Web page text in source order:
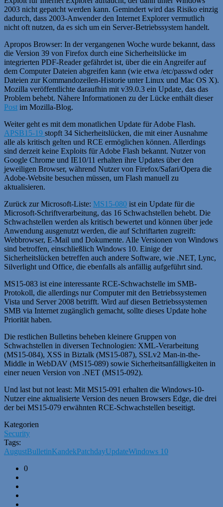
2003 nicht gepatcht werden kann. Gemindert wird das Risiko einzig
dadurch, dass 2003-Anwender den Internet Explorer vermutlich
nicht oft nutzen, da es sich um ein Server-Betriebssystem handelt.
Apropos Browser: In der vergangenen Woche wurde bekannt, dass
die Version 39 von Firefox durch eine Sicherheitslücke im
integrierten PDF-Reader gefährdet ist, über die ein Angreifer auf
dem Computer Dateien abgreifen kann (wie etwa /etc/passwd oder
Dateien zur Kommandozeilen-Historie unter Linux und Mac OS X).
Mozilla veröffentlichte daraufhin mit v39.0.3 ein Update, das das
Problem behebt. Nähere Informationen zu der Lücke enthält dieser
Post im Mozilla-Blog.
Weiter geht es mit dem monatlichen Update für Adobe Flash.
APSB15-19 stopft 34 Sicherheitslücken, die mit einer Ausnahme
alle als kritisch gelten und RCE ermöglichen können. Allerdings
sind derzeit keine Exploits für Adobe Flash bekannt. Nutzer von
Google Chrome und IE10/11 erhalten ihre Updates über den
jeweiligen Browser, während Nutzer von Firefox/Safari/Opera die
Adobe-Website besuchen müssen, um Flash manuell zu
aktualisieren.
Zurück zur Microsoft-Liste: MS15-080 ist ein Update für die
Microsoft-Schriftverarbeitung, das 16 Schwachstellen behebt. Die
Schwachstellen werden als kritisch bewertet und können über jede
Anwendung ausgenutzt werden, die auf Schriftarten zugreift:
Webbrowser, E-Mail und Dokumente. Alle Versionen von Windows
sind betroffen, einschließlich Windows 10. Einige der
Sicherheitslücken betreffen auch andere Software, wie .NET, Lync,
Silverlight und Office, die ebenfalls als anfällig aufgeführt sind.
MS15-083 ist eine interessante RCE-Schwachstelle im SMB-
Protokoll, die allerdings nur Computer mit den Betriebssystemen
Vista und Server 2008 betrifft. Wird auf diesen Betriebssystemen
SMB via Internet zugänglich gemacht, sollte dieses Update hohe
Priorität haben.
Die restlichen Bulletins beheben kleinere Gruppen von
Schwachstellen in diversen Technologien: XML-Verarbeitung
(MS15-084), XSS in Biztalk (MS15-087), SSLv2 Man-in-the-
Middle in WebDAV (MS15-089) sowie Sicherheitsanfälligkeiten in
einer neuen Version von .NET (MS15-092).
Und last but not least: Mit MS15-091 erhalten die Windows-10-
Nutzer eine aktualisierte Version des neuen Browsers Edge, die drei
der bei MS15-079 erwähnten RCE-Schwachstellen beseitigt.
Kategorien
Security
Tags:
AugustBulletinKandekPatchdayUpdateWindows 10
0